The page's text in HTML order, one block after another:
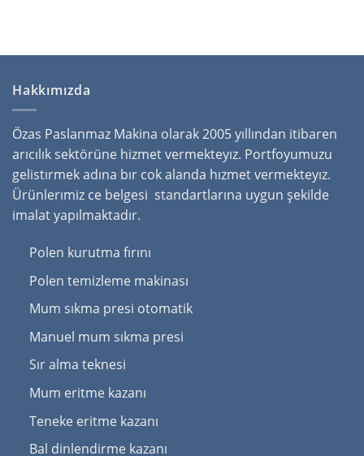
Hakkımızda
Özas Paslanmaz Makina olarak 2005 yıllından itibaren
arıcılık sektörüne hizmet vermekteyız. Portfoyumuzu
gelistırmek adına bır cok alanda hızmet vermekteyız.
Ürünlerımiz ce belgesi standartlarına uygun şekilde
imalat yapılmaktadır.
Polen kurutma fırını
Polen temizleme makinası
Mum sıkma presi otomatik
Manuel mum sıkma presi
Sır alma teknesi
Mum eritme kazanı
Teneke eritme kazanı
Bal dinlendirme kazanı